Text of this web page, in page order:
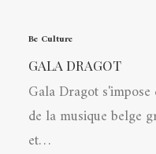
Be Culture
GALA DRAGOT
Gala Dragot
de la musique belge
et…